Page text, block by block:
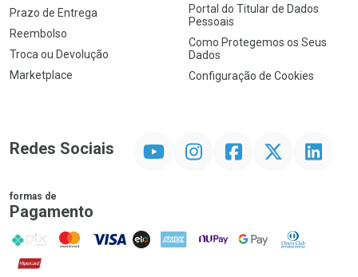
Prazo de Entrega
Reembolso
Troca ou Devolução
Marketplace
Portal do Titular de Dados
Pessoais
Como Protegemos os Seus
Dados
Configuração de Cookies
Redes Sociais InstagramFacebookTwitter Linkedin
formas de
Pagamento
PIX MasterCard
VISA ELO AMEX NuPay Google PayDiners Club
Hipercard